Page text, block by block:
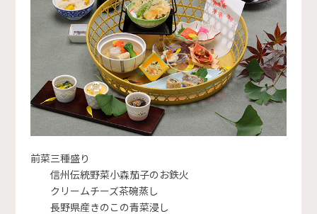
前菜三種盛り
信州伝統野菜小森茄子のお鉄火
クリームチーズ茶碗蒸し
長野県産きのこの青菜浸し